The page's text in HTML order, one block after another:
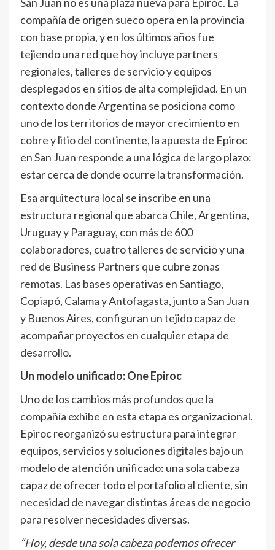
compañía de origen sueco opera en la provincia
con base propia, y en los últimos años fue
tejiendo una red que hoy incluye partners
regionales, talleres de servicio y equipos
desplegados en sitios de alta complejidad. En un
contexto donde Argentina se posiciona como
uno de los territorios de mayor crecimiento en
cobre y litio del continente, la apuesta de Epiroc
en San Juan responde a una lógica de largo plazo:
estar cerca de donde ocurre la transformación.
Esa arquitectura local se inscribe en una
estructura regional que abarca Chile, Argentina,
Uruguay y Paraguay, con más de 600
colaboradores, cuatro talleres de servicio y una
red de Business Partners que cubre zonas
remotas. Las bases operativas en Santiago,
Copiapó, Calama y Antofagasta, junto a San Juan
y Buenos Aires, configuran un tejido capaz de
acompañar proyectos en cualquier etapa de
desarrollo.
Un modelo unificado: One Epiroc
Uno de los cambios más profundos que la
compañía exhibe en esta etapa es organizacional.
Epiroc reorganizó su estructura para integrar
equipos, servicios y soluciones digitales bajo un
modelo de atención unificado: una sola cabeza
capaz de ofrecer todo el portafolio al cliente, sin
necesidad de navegar distintas áreas de negocio
para resolver necesidades diversas.
“Hoy, desde una sola cabeza podemos ofrecer